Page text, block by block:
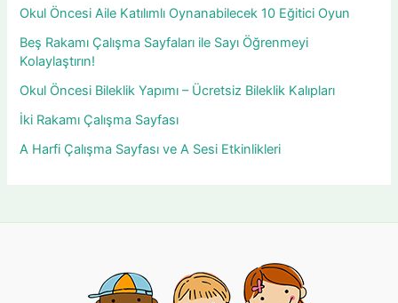
Okul Öncesi Aile Katılımlı Oynanabilecek 10 Eğitici Oyun
Beş Rakamı Çalışma Sayfaları ile Sayı Öğrenmeyi
Kolaylaştırın!
Okul Öncesi Bileklik Yapımı – Ücretsiz Bileklik Kalıpları
İki Rakamı Çalışma Sayfası
A Harfi Çalışma Sayfası ve A Sesi Etkinlikleri